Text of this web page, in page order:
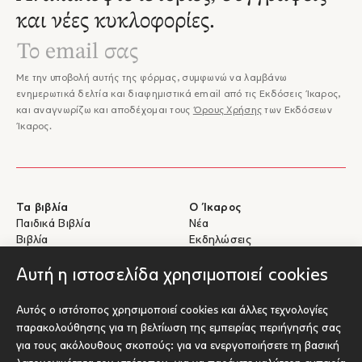
Αυτή η ιστοσελίδα χρησιμοποιεί cookies
Αυτός ο ιστότοπος χρησιμοποιεί cookies και άλλες τεχνολογίες
παρακολούθησης για τη βελτίωση της εμπειρίας περιήγησής σας
για τους ακόλουθους σκοπούς: για να ενεργοποιήσετε τη βασική
και νέες κυκλοφορίες.
Με την υποβολή αυτής της φόρμας, συμφωνώ να λαμβάνω
ενημερωτικά δελτία και διαφημιστικά email από τις Εκδόσεις Ίκαρος,
και αναγνωρίζω και αποδέχομαι τους Όρους Χρήσης των Εκδόσεων
Ίκαρος.
Τα βιβλία
Παιδικά Βιβλία
Βιβλία
Ο Ίκαρος
Νέα
Εκδηλώσεις
Βοήθεια
Αποστολές & Επιστροφές
Πληρωμές & Ασφάλεια
Σχετικά με τα eBooks
Για Συγγραφείς
Υποβολή έργου προς έκδοση